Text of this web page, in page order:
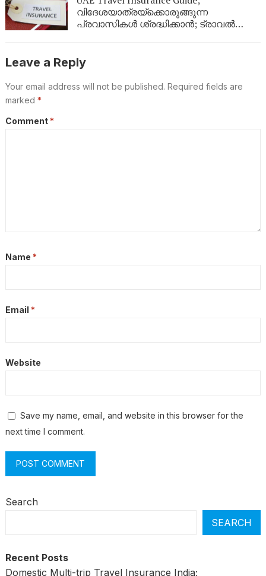
വിദേശയാത്രയ്ക്കൊരുങ്ങുന്ന
പ്രവാസികൾ ശ്രദ്ധിക്കാൻ; ട്രാവൽ
Leave a Reply
Your email address will not be published. Required fields are
marked *
Comment *
Name *
Email *
Website
Save my name, email, and website in this browser for the
next time I comment.
Search
SEARCH
Recent Posts
Domestic Multi-trip Travel Insurance India;